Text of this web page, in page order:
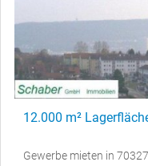
12.000 m²
Gewerbe mieten in